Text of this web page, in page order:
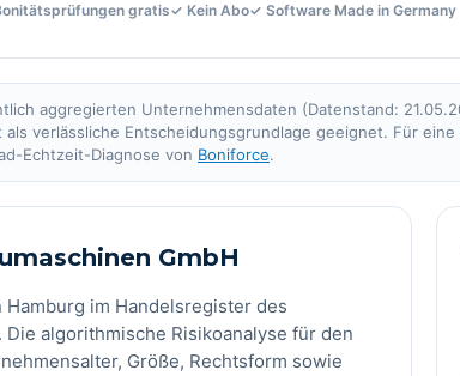
gratis✓ Kein Abo✓ Software Made in Germany
aggregierten Unternehmensdaten (Datenstand:
verlässliche Entscheidungsgrundlage geeignet. Für
Echtzeit-Diagnose von Boniforce.
GmbH
Hamburg im Handelsregister des
algorithmische Risikoanalyse für den
Größe, Rechtsform sowie